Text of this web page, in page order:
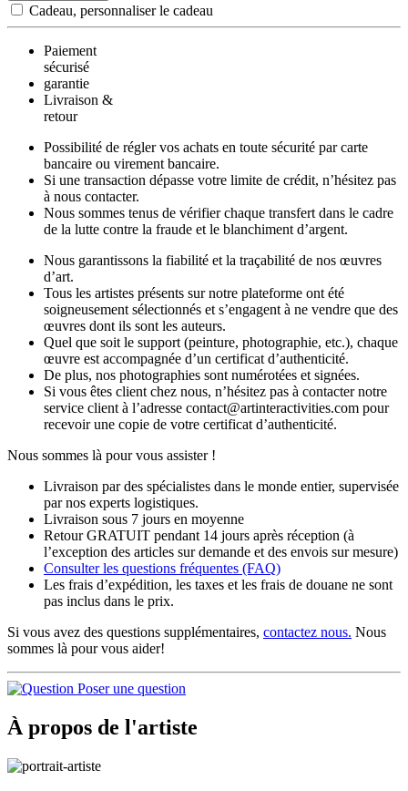
Cadeau, personnaliser le cadeau
Paiement
sécurisé
garantie
Livraison &
retour
Possibilité de régler vos achats en toute sécurité par carte
bancaire ou virement bancaire.
Si une transaction dépasse votre limite de crédit, n’hésitez pas
à nous contacter.
Nous sommes tenus de vérifier chaque transfert dans le cadre
de la lutte contre la fraude et le blanchiment d’argent.
Nous garantissons la fiabilité et la traçabilité de nos œuvres
d’art.
Tous les artistes présents sur notre plateforme ont été
soigneusement sélectionnés et s’engagent à ne vendre que des
œuvres dont ils sont les auteurs.
Quel que soit le support (peinture, photographie, etc.), chaque
œuvre est accompagnée d’un certificat d’authenticité.
De plus, nos photographies sont numérotées et signées.
Si vous êtes client chez nous, n’hésitez pas à contacter notre
service client à l’adresse contact@artinteractivities.com pour
recevoir une copie de votre certificat d’authenticité.
Nous sommes là pour vous assister !
Livraison par des spécialistes dans le monde entier, supervisée
par nos experts logistiques.
Livraison sous 7 jours en moyenne
Retour GRATUIT pendant 14 jours après réception (à
l’exception des articles sur demande et des envois sur mesure)
Consulter les questions fréquentes (FAQ)
Les frais d’expédition, les taxes et les frais de douane ne sont
pas inclus dans le prix.
Si vous avez des questions supplémentaires, contactez nous. Nous
sommes là pour vous aider!
Poser une question
À propos de l'artiste